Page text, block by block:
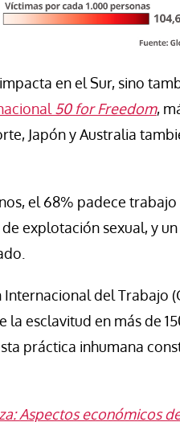
en el Sur, sino
50 for Freedom,
Japón y Australia
el 68% padece
explotación sexual, y
del Trabajo
la esclavitud en más de
práctica inhumana
Aspectos económicos